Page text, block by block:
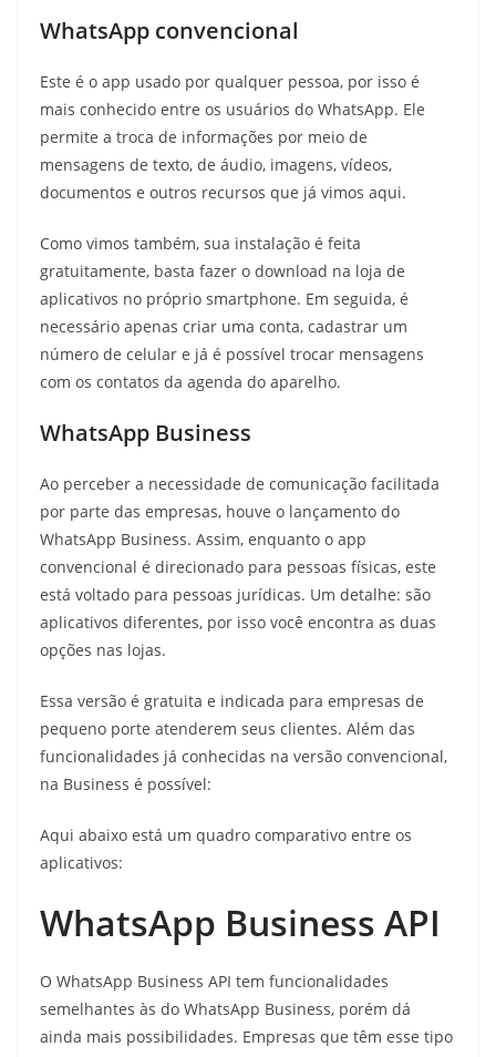
WhatsApp convencional
Este é o app usado por qualquer pessoa, por isso é
mais conhecido entre os usuários do WhatsApp. Ele
permite a troca de informações por meio de
mensagens de texto, de áudio, imagens, vídeos,
documentos e outros recursos que já vimos aqui.
Como vimos também, sua instalação é feita
gratuitamente, basta fazer o download na loja de
aplicativos no próprio smartphone. Em seguida, é
necessário apenas criar uma conta, cadastrar um
número de celular e já é possível trocar mensagens
com os contatos da agenda do aparelho.
WhatsApp Business
Ao perceber a necessidade de comunicação facilitada
por parte das empresas, houve o lançamento do
WhatsApp Business. Assim, enquanto o app
convencional é direcionado para pessoas físicas, este
está voltado para pessoas jurídicas. Um detalhe: são
aplicativos diferentes, por isso você encontra as duas
opções nas lojas.
Essa versão é gratuita e indicada para empresas de
pequeno porte atenderem seus clientes. Além das
funcionalidades já conhecidas na versão convencional,
na Business é possível:
Aqui abaixo está um quadro comparativo entre os
aplicativos:
WhatsApp Business API
O WhatsApp Business API tem funcionalidades
semelhantes às do WhatsApp Business, porém dá
ainda mais possibilidades. Empresas que têm esse tipo